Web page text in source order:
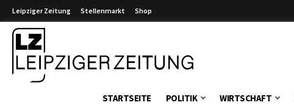
Leipziger Zeitung Stellenmarkt Shop
STARTSEITE POLITIK WIRTSCHAFT